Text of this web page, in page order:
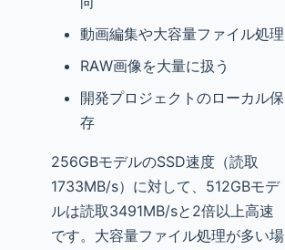
動画編集や大容量ファイル処理
RAW画像を大量に扱う
開発プロジェクトのローカル保
存
256GBモデルのSSD速度（読取
1733MB/s）に対して、512GBモデ
ルは読取3491MB/sと2倍以上高速
です。大容量ファイル処理が多い場